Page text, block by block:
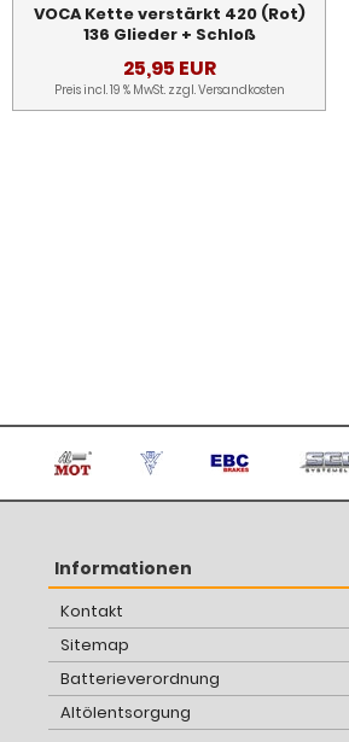
VOCA Kette verstärkt 420 (Rot)
136 Glieder + Schloß
25,95 EUR
Preis incl. 19 % MwSt. zzgl.Versandkosten
Informationen
Kontakt
Sitemap
Batterieverordnung
Altölentsorgung